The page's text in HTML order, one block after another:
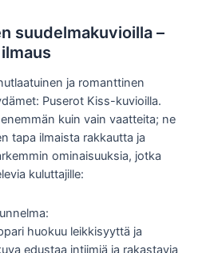
suudelmakuvioilla –
ja romanttinen
Puserot Kiss-kuvioilla.
kuin vain vaatteita; ne
tapa ilmaista rakkautta ja
ominaisuuksia, jotka
kuluttajille:
huokuu leikkisyyttä ja
edustaa intiimiä ja rakastavia